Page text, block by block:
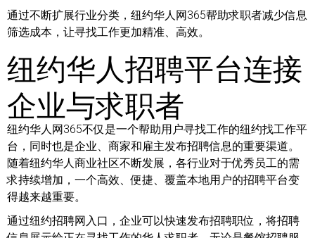
通过不断扩展行业分类，纽约华人网365帮助求职者减少信息
筛选成本，让寻找工作更加精准、高效。
纽约华人招聘平台连接
企业与求职者
纽约华人网365不仅是一个帮助用户寻找工作的纽约找工作平
台，同时也是企业、商家和雇主发布招聘信息的重要渠道。
随着纽约华人商业社区不断发展，各行业对于优秀员工的需
求持续增加，一个高效、便捷、覆盖本地用户的招聘平台变
得越来越重要。
通过纽约招聘网入口，企业可以快速发布招聘职位，将招聘